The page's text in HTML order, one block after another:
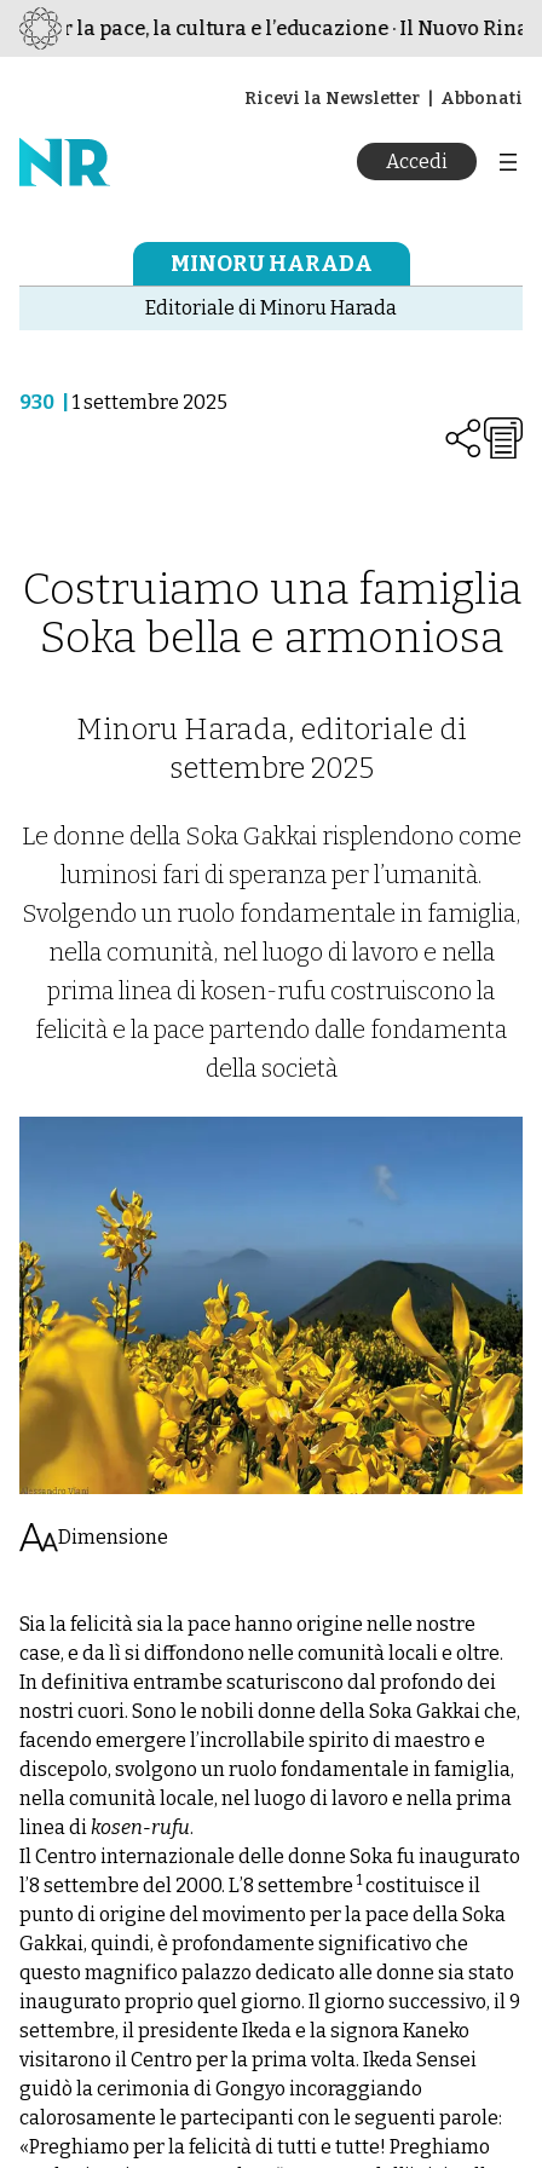
per la pace, la cultura e l’educazione · Il Nuovo
Ricevi la Newsletter Abbonati
Accedi
MINORU HARADA
Editoriale di Minoru Harada
930 1 settembre 2025
Costruiamo una famiglia
Soka bella e armoniosa
Minoru Harada, editoriale di
settembre 2025
Le donne della Soka Gakkai risplendono come
luminosi fari di speranza per l’umanità.
Svolgendo un ruolo fondamentale in famiglia,
nella comunità, nel luogo di lavoro e nella
prima linea di kosen-rufu costruiscono la
felicità e la pace partendo dalle fondamenta
della società
Dimensione
Sia la felicità sia la pace hanno origine nelle nostre
case, e da lì si diffondono nelle comunità locali e oltre.
In definitiva entrambe scaturiscono dal profondo dei
nostri cuori. Sono le nobili donne della Soka Gakkai che,
facendo emergere l’incrollabile spirito di maestro e
discepolo, svolgono un ruolo fondamentale in famiglia,
nella comunità locale, nel luogo di lavoro e nella prima
linea dikosen-rufu.
Il Centro internazionale delle donne Soka fu inaugurato
l’8 settembre del 2000. L’8 settembre 1costituisce il
punto di origine del movimento per la pace della Soka
Gakkai, quindi, è profondamente significativo che
questo magnifico palazzo dedicato alle donne sia stato
inaugurato proprio quel giorno. Il giorno successivo, il 9
settembre, il presidente Ikeda e la signora Kaneko
visitarono il Centro per la prima volta. Ikeda Sensei
guidò la cerimonia di Gongyo incoraggiando
calorosamente le partecipanti con le seguenti parole:
«Preghiamo per la felicità di tutti e tutte! Preghiamo